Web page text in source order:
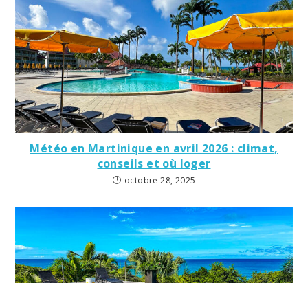
Météo en Martinique en avril 2026 : climat,
conseils et où loger
octobre 28, 2025